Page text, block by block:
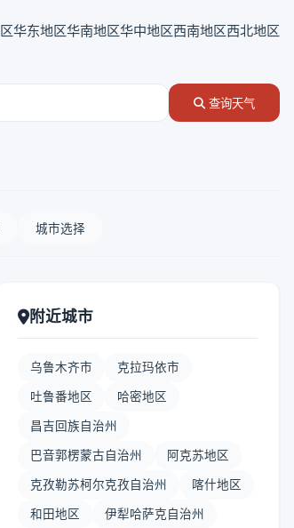
华东地区华南地区华中地区西南地区西北地区
查询天气
城市选择
附近城市
乌鲁木齐市 克拉玛依市
吐鲁番地区 哈密地区
昌吉回族自治州
巴音郭楞蒙古自治州 阿克苏地区
克孜勒苏柯尔克孜自治州 喀什地区
和田地区 伊犁哈萨克自治州